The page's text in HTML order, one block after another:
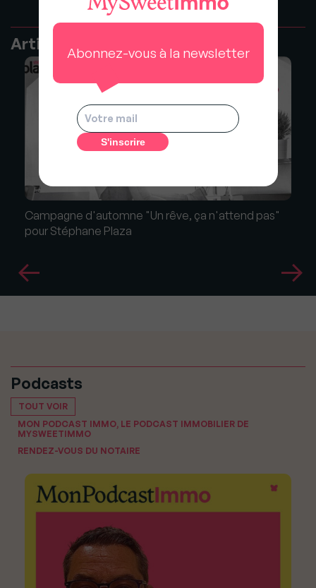
Articles recommandés
Campagne d'automne "Un rêve, ça n'attend pas"
pour Stéphane Plaza
Podcasts
TOUT VOIR
MON PODCAST IMMO, LE PODCAST IMMOBILIER DE
MYSWEETIMMO
RENDEZ-VOUS DU NOTAIRE
Abonnez-vous à la newsletter